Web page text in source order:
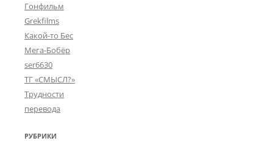
Гонфильм
Grekfilms
Какой-то Бес
Мега-Бобёр
ser6630
ТГ «СМЫСЛ?»
Трудности
перевода
РУБРИКИ